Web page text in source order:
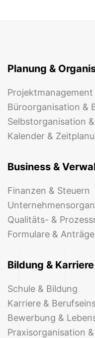
Planung &
Büroorganisation &
Selbstorganisation
Kalender &
Business &
Finanzen & Steuern
Qualitäts- &
Formulare & Anträge
Bildung & Karriere
Schule & Bildung
Karriere &
Bewerbung &
Praxisorganisation